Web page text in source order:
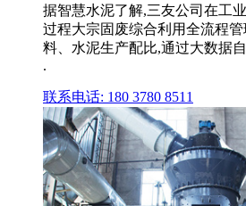
据智慧水泥了解,三友公司在工
过程大宗固废综合利用全流程
料、水泥生产配比,通过大数据
.
联系电话: 180 3780 8511